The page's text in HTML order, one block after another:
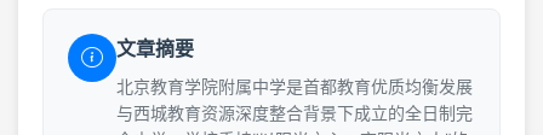
文章摘要
北京教育学院附属中学是首都教育优质均衡发展
与西城教育资源深度整合背景下成立的全日制完